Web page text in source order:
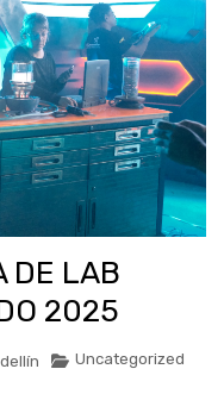
DE LAB
2025
Uncategorized